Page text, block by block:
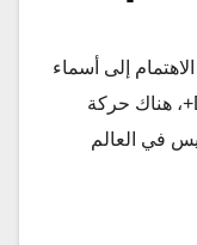
كل الاهتمام إلى أسماء
عالمية مثل Netflix وAmazon وDisney+، هناك حركة
في العالم